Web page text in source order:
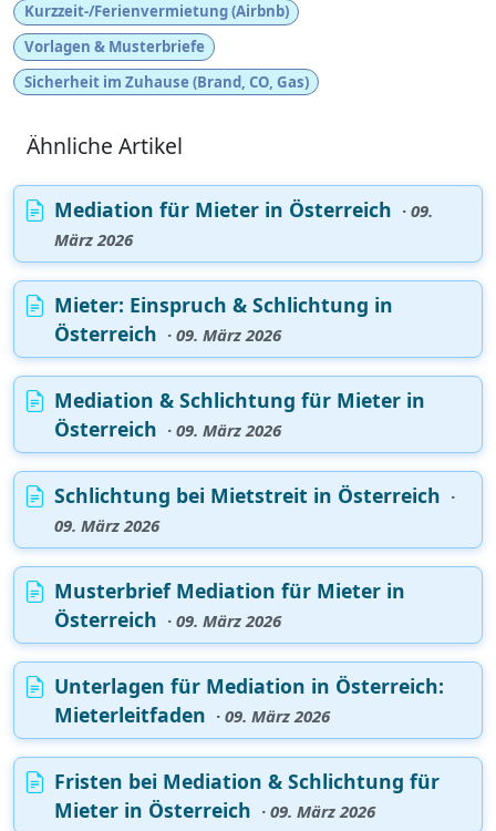
Kurzzeit-/Ferienvermietung (Airbnb)
Vorlagen & Musterbriefe
Sicherheit im Zuhause (Brand, CO, Gas)
Ähnliche Artikel
Mediation für Mieter in Österreich · 09.
März 2026
Mieter: Einspruch & Schlichtung in
Österreich · 09. März 2026
Mediation & Schlichtung für Mieter in
Österreich · 09. März 2026
Schlichtung bei Mietstreit in Österreich ·
09. März 2026
Musterbrief Mediation für Mieter in
Österreich · 09. März 2026
Unterlagen für Mediation in Österreich:
Mieterleitfaden · 09. März 2026
Fristen bei Mediation & Schlichtung für
Mieter in Österreich · 09. März 2026